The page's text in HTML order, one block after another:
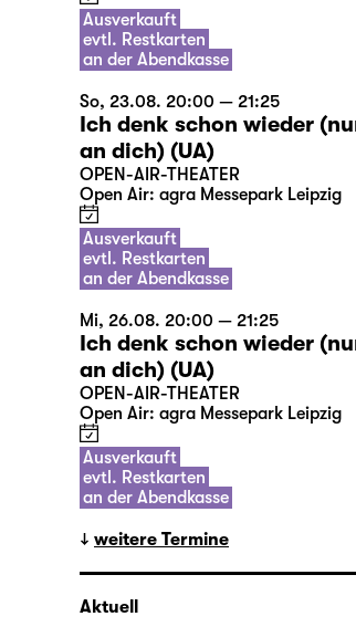
Ausverkauft
evtl. Restkarten
an der Abendkasse
So, 23.08. 20:00 — 21:25
Ich denk schon wieder
an dich) (UA)
OPEN-AIR-THEATER
Open Air: agra Messepark Leipzig
Ausverkauft
evtl. Restkarten
an der Abendkasse
Mi, 26.08. 20:00 — 21:25
Ich denk schon wieder
an dich) (UA)
OPEN-AIR-THEATER
Open Air: agra Messepark Leipzig
Ausverkauft
evtl. Restkarten
an der Abendkasse
weitere Termine
Aktuell